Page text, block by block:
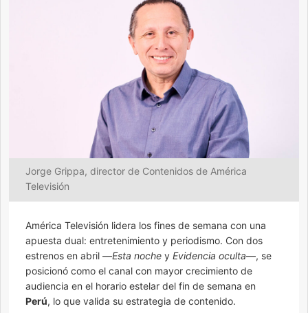
Jorge Grippa, director de Contenidos de América
Televisión
América Televisión lidera los fines de semana con una
apuesta dual: entretenimiento y periodismo. Con dos
estrenos en abril —Esta noche y Evidencia oculta—, se
posicionó como el canal con mayor crecimiento de
audiencia en el horario estelar del fin de semana en
Perú, lo que valida su estrategia de contenido.